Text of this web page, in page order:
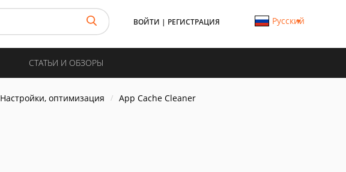
ВОЙТИ | РЕГИСТРАЦИЯ Русский
СТАТЬИ И ОБЗОРЫ
Настройки, оптимизация App Cache Cleaner